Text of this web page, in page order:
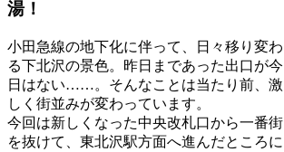
湯！
小田急線の地下化に伴って、日々移り変わ
る下北沢の景色。昨日まであった出口が今
日はない……。そんなことは当たり前、激
しく街並みが変わっています。
今回は新しくなった中央改札口から一番街
を抜けて、東北沢駅方面へ進んだところに